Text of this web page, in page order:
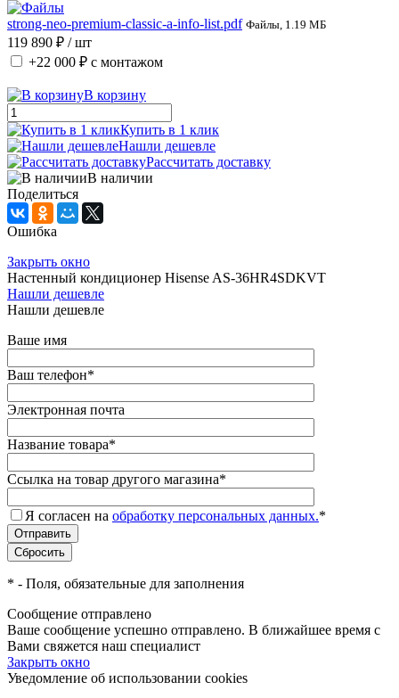
strong-neo-premium-classic-a-info-list.pdf Файлы, 1.19 МБ
119 890 ₽ / шт
+22 000 ₽ с монтажом
В корзину
Купить в 1 клик
Нашли дешевле
Рассчитать доставку
В наличии
Поделиться
Ошибка
Закрыть окно
Настенный кондиционер Hisense AS-36HR4SDKVT
Нашли дешевле
Нашли дешевле
Ваше имя
Ваш телефон*
Электронная почта
Название товара*
Ссылка на товар другого магазина*
Я согласен на обработку персональных данных.*
* - Поля, обязательные для заполнения
Сообщение отправлено
Ваше сообщение успешно отправлено. В ближайшее время с
Вами свяжется наш специалист
Закрыть окно
Уведомление об использовании cookies